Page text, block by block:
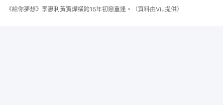
《給你夢想》李惠利黃寅燁橫跨15年初戀重逢。（資料由Viu提供）